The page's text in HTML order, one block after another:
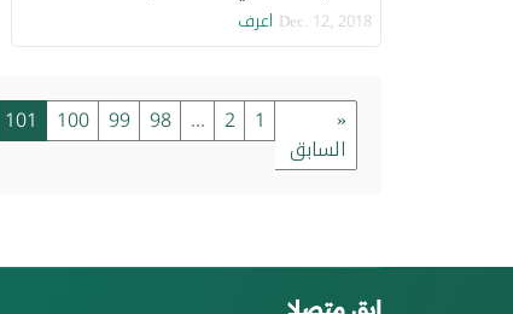
وخطورتها؟
Dec. 12, 2018 اعرف
«
السابق
1
2
...
98
99
100
101
ابق متصلا